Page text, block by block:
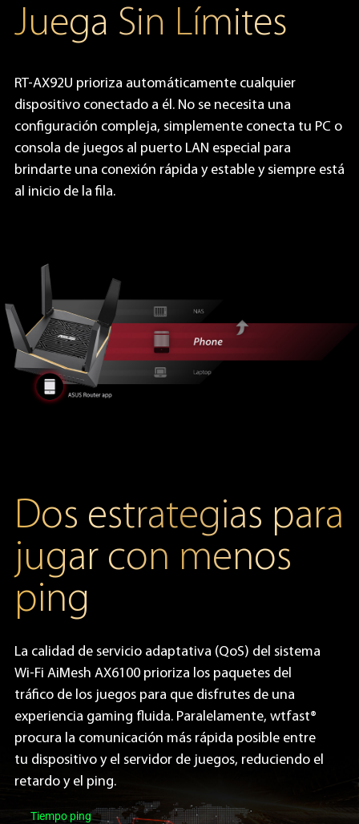
Juega Sin Límites
RT-AX92U prioriza automáticamente cualquier
dispositivo conectado a él. No se necesita una
configuración compleja, simplemente conecta tu PC o
consola de juegos al puerto LAN especial para
brindarte una conexión rápida y estable y siempre está
al inicio de la fila.
Dos estrategias para
jugar con menos
ping
La calidad de servicio adaptativa (QoS) del sistema
Wi-Fi AiMesh AX6100 prioriza los paquetes del
tráfico de los juegos para que disfrutes de una
experiencia gaming fluida. Paralelamente, wtfast®
procura la comunicación más rápida posible entre
tu dispositivo y el servidor de juegos, reduciendo el
retardo y el ping.
Tiempo ping